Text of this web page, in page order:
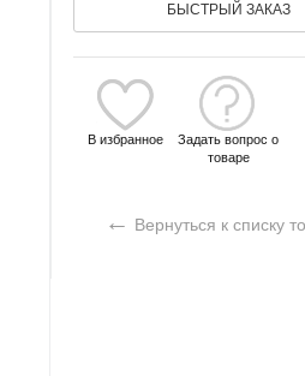
БЫСТРЫЙ ЗАКАЗ
В избранное
Задать вопрос о
товаре
← Вернуться к списку